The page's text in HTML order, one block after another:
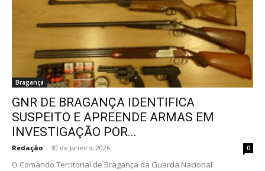
Bragança
GNR DE BRAGANÇA IDENTIFICA
SUSPEITO E APREENDE ARMAS EM
INVESTIGAÇÃO POR...
Redação - 30 de Janeiro, 2026 0
O Comando Territorial de Bragança da Guarda Nacional